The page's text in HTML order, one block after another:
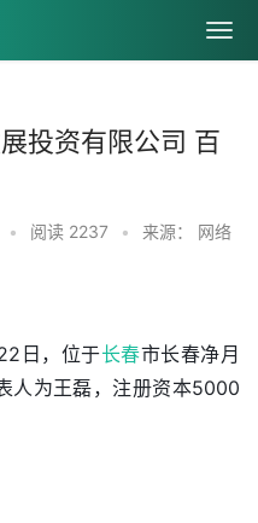
投资有限公司 百
• 阅读 2237 • 来源： 网络
日，位于长春市长春净月
人为王磊，注册资本5000